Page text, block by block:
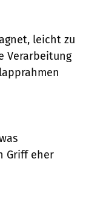
leicht zu
Verarbeitung
Griff eher